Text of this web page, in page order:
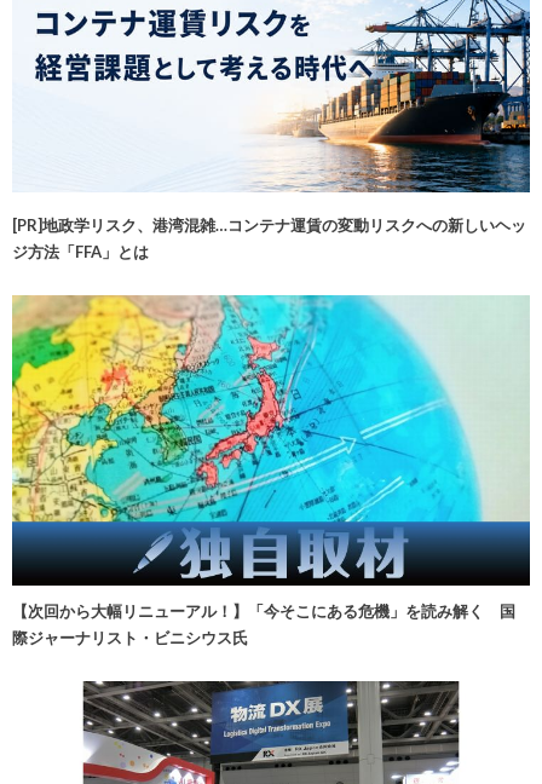
[PR]地政学リスク、港湾混雑…コンテナ運賃の変動リスクへの新しいヘッ
ジ方法「FFA」とは
【次回から大幅リニューアル！】「今そこにある危機」を読み解く 国
際ジャーナリスト・ビニシウス氏